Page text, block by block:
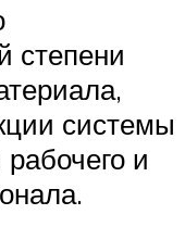
степени
системы
и